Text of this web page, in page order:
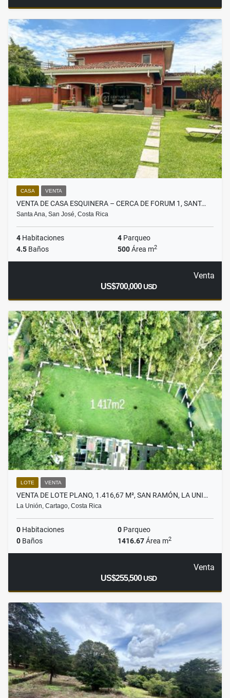
CASA VENTA
VENTA DE CASA ESQUINERA – CERCA DE FORUM 1, SANT…
Santa Ana, San José, Costa Rica
4 Habitaciones 4 Parqueo
4.5 Baños 500Área m2
Venta
US$700,000USD
LOTE VENTA
VENTA DE LOTE PLANO, 1.416,67 M², SAN RAMÓN, LA UNI…
La Unión, Cartago, Costa Rica
0 Habitaciones 0 Parqueo
0 Baños 1416.67Área m2
Venta
US$255,500USD